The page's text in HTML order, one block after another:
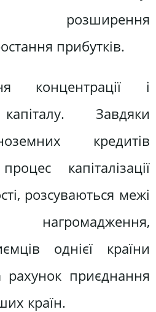
розширення
прибутків.
концентрації і
капіталу. Завдяки
кредитів
капіталізації
розсуваються межі
нагромадження,
однієї країни
рахунок приєднання
країн.